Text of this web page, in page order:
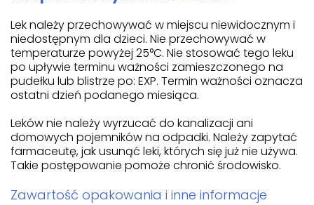
Lek należy przechowywać w miejscu niewidocznym i
niedostępnym dla dzieci. Nie przechowywać w
temperaturze powyżej 25°C. Nie stosować tego leku
po upływie terminu ważności zamieszczonego na
pudełku lub blistrze po: EXP. Termin ważności oznacza
ostatni dzień podanego miesiąca.
Leków nie należy wyrzucać do kanalizacji ani
domowych pojemników na odpadki. Należy zapytać
farmaceutę, jak usunąć leki, których się już nie używa.
Takie postępowanie pomoże chronić środowisko.
Zawartość opakowania i inne informacje